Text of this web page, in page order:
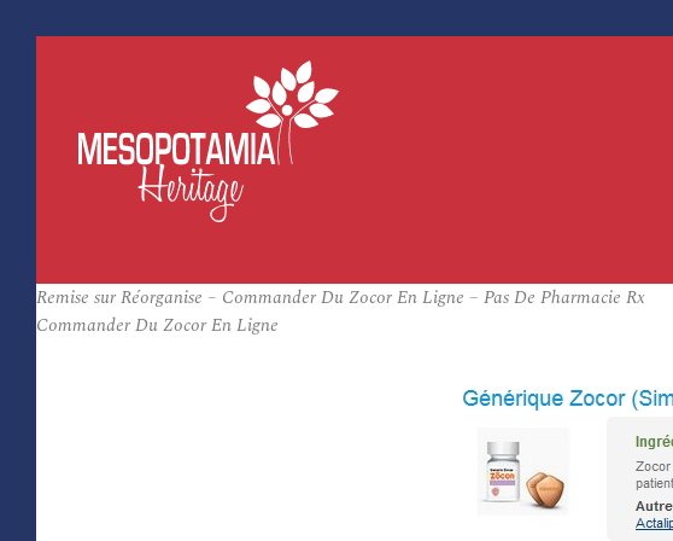
Remise sur Réorganise – Commander Du Zocor En Ligne – Pas De Pharmacie Rx
Commander Du Zocor En Ligne